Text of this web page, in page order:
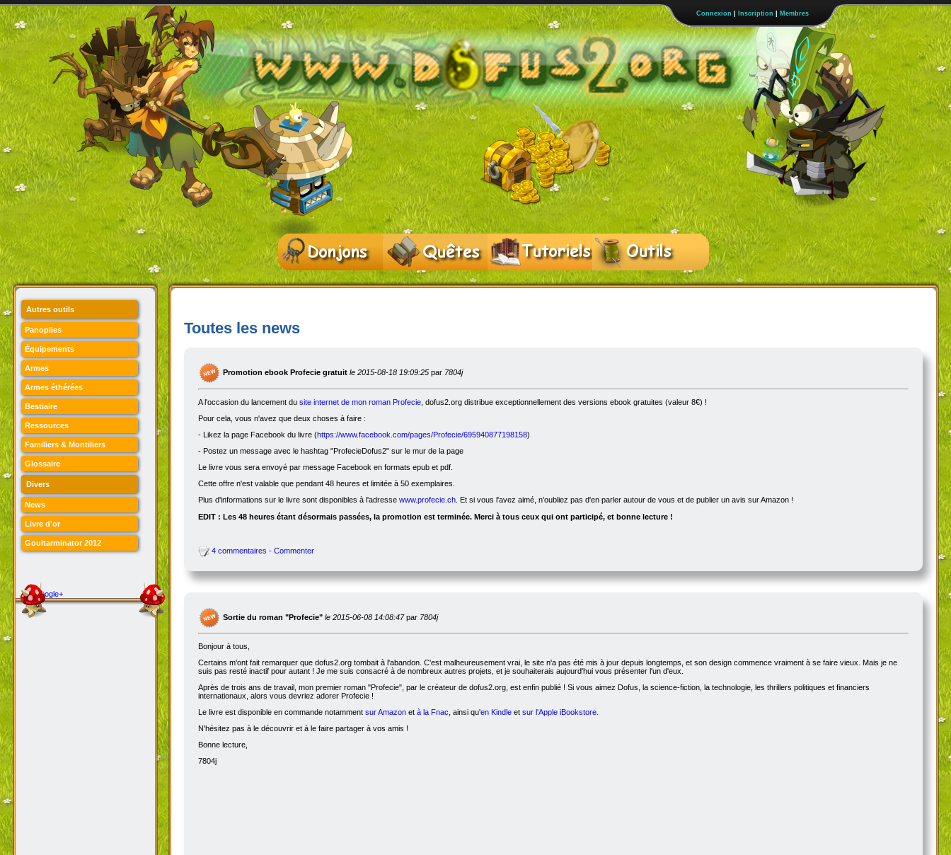
Connexion Inscription Membres
Autres outils
Panoplies
Équipements
Armes
Armes éthérées
Bestiaire
Ressources
Familiers & Montiliers
Glossaire
Divers
News
Livre d'or
Goultarminator 2012
Google+
Toutes les news
Promotion ebook Profecie gratuit le 2015-08-18 19:09:25 par 7804j
A l'occasion du lancement du site internet de mon roman Profecie , dofus2.org distribue exceptionnellement des versions ebook gratuites (valeur 8€) !
Pour cela, vous n'avez que deux choses à faire :
- Likez la page Facebook du livre (https://www.facebook.com/pages/Profecie/695940877198158)
- Postez un message avec le hashtag "ProfecieDofus2" sur le mur de la page
Le livre vous sera envoyé par message Facebook en formats epub et pdf.
Cette offre n'est valable que pendant 48 heures et limitée à 50 exemplaires.
Plus d'informations sur le livre sont disponibles à l'adresse www.profecie.ch . Et si vous l'avez aimé, n'oubliez pas d'en parler autour de vous et de publier un avis sur Amazon !
EDIT : Les 48 heures étant désormais passées, la promotion est terminée. Merci à tous ceux qui ont participé, et bonne lecture !
4 commentaires - Commenter
Sortie du roman "Profecie" le 2015-06-08 14:08:47par 7804j
Bonjour à tous,
Certains m'ont fait remarquer que dofus2.org tombait à l'abandon. C'est malheureusement vrai, le site n'a pas été mis à jour depuis longtemps, et son design commence vraiment à se faire vieux. Mais je ne
suis pas resté inactif pour autant ! Je me suis consacré à de nombreux autres projets, et je souhaiterais aujourd'hui vous présenter l'un d'eux.
Après de trois ans de travail, mon premier roman "Profecie", par le créateur de dofus2.org, est enfin publié ! Si vous aimez Dofus, la science-fiction, la technologie, les thrillers politiques et financiers
internationaux, alors vous devriez adorer Profecie !
Le livre est disponible en commande notamment sur Amazon et à la Fnac, ainsi qu'en Kindle et sur l'Apple iBookstore.
N'hésitez pas à le découvrir et à le faire partager à vos amis !
Bonne lecture,
7804j